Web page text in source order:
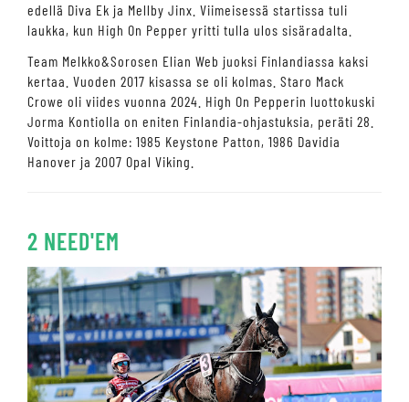
edellä Diva Ek ja Mellby Jinx. Viimeisessä startissa tuli
laukka, kun High On Pepper yritti tulla ulos sisäradalta.
Team Melkko&Sorosen Elian Web juoksi Finlandiassa kaksi
kertaa. Vuoden 2017 kisassa se oli kolmas. Staro Mack
Crowe oli viides vuonna 2024. High On Pepperin luottokuski
Jorma Kontiolla on eniten Finlandia-ohjastuksia, peräti 28.
Voittoja on kolme: 1985 Keystone Patton, 1986 Davidia
Hanover ja 2007 Opal Viking.
2 NEED'EM